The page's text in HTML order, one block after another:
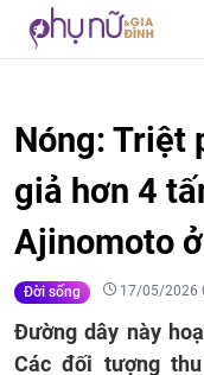
Nóng: Triệt
giả hơn 4
Ajinomoto ở
Đời sống 17/05/2026
Đường dây này
Các đối tượng